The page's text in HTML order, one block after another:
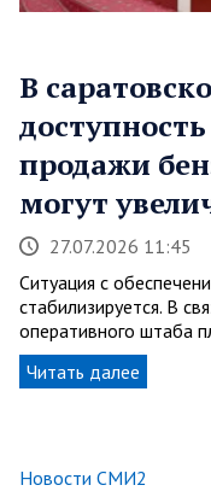
В
продажи
могут
27.07.2026 11:45
Ситуация с
стабилизируется. В
оперативного штаба
Читать далее
Новости СМИ2